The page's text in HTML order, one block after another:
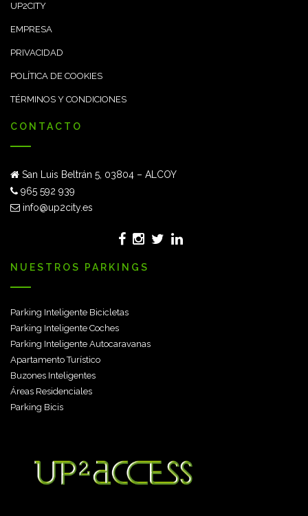
UP2CITY
EMPRESA
PRIVACIDAD
POLÍTICA DE COOKIES
TÉRMINOS Y CONDICIONES
CONTACTO
San Luis Beltrán 5, 03804 – ALCOY
965 592 939
info@up2city.es
NUESTROS PARKINGS
Parking Inteligente Bicicletas
Parking Inteligente Coches
Parking Inteligente Autocaravanas
Apartamento Turístico
Buzones Inteligentes
Áreas Residenciales
Parking Bicis